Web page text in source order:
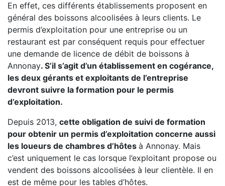
En effet, ces différents établissements proposent en
général des boissons alcoolisées à leurs clients. Le
permis d’exploitation pour une entreprise ou un
restaurant est par conséquent requis pour effectuer
une demande de licence de débit de boissons à
Annonay. S’il s’agit d’un établissement en cogérance,
les deux gérants et exploitants de l’entreprise
devront suivre la formation pour le permis
d’exploitation.
Depuis 2013, cette obligation de suivi de formation
pour obtenir un permis d’exploitation concerne aussi
les loueurs de chambres d’hôtes à Annonay. Mais
c’est uniquement le cas lorsque l’exploitant propose ou
vendent des boissons alcoolisées à leur clientèle. Il en
est de même pour les tables d’hôtes.